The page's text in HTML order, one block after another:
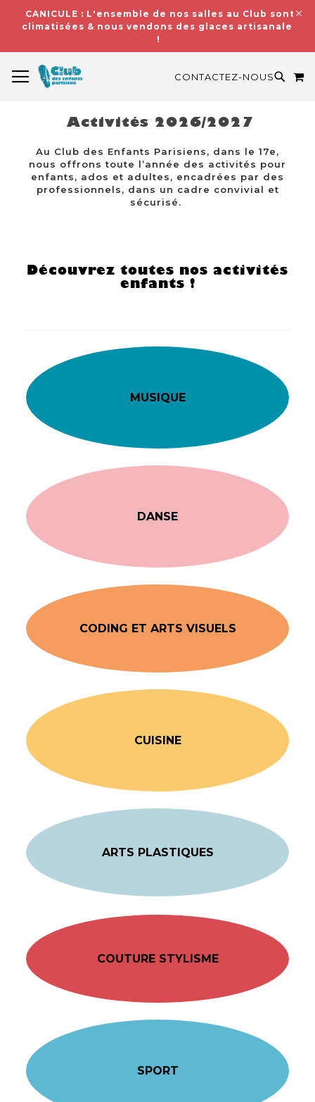
CANICULE : L'ensemble de nos salles au Club sont
climatisées & nous vendons des glaces artisanales
!
CONTACTEZ-NOUS
Activités 2026/2027
Au Club des Enfants Parisiens, dans le 17e,
nous offrons toute l’année des activités pour
enfants, ados et adultes, encadrées par des
professionnels, dans un cadre convivial et
sécurisé.
Découvrez toutes nos activités
enfants !
MUSIQUE
DANSE
CODING ET ARTS VISUELS
CUISINE
ARTS PLASTIQUES
COUTURE STYLISME
SPORT